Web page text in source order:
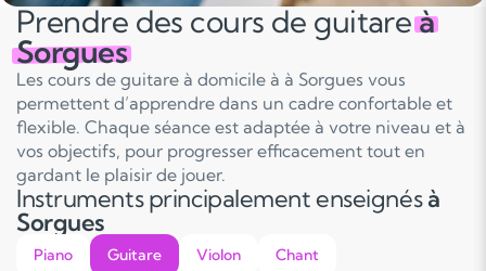
Prendre des cours de guitareà
Sorgues
Les cours de guitare à domicile à à Sorgues vous
permettent d’apprendre dans un cadre confortable et
flexible. Chaque séance est adaptée à votre niveau et à
vos objectifs, pour progresser efficacement tout en
gardant le plaisir de jouer.
Instruments principalement enseignésà
Sorgues
Piano Guitare Violon Chant